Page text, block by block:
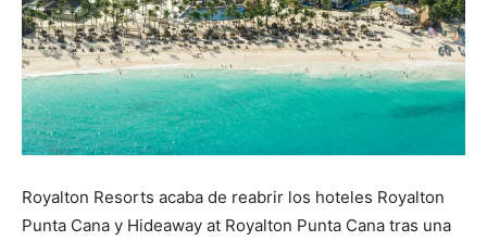
Royalton Resorts acaba de reabrir los hoteles Royalton
Punta Cana y Hideaway at Royalton Punta Cana tras una